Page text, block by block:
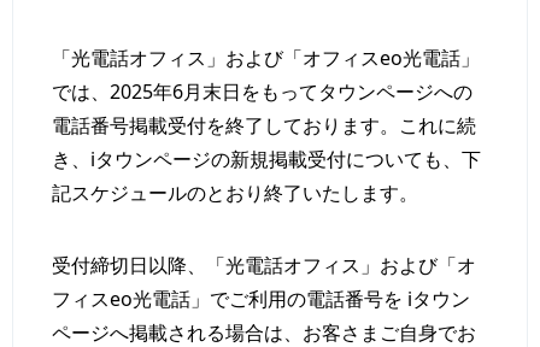
「光電話オフィス」および「オフィスeo光電話」
では、2025年6月末日をもってタウンページへの
電話番号掲載受付を終了しております。これに続
き、iタウンページの新規掲載受付についても、下
記スケジュールのとおり終了いたします。
受付締切日以降、「光電話オフィス」および「オ
フィスeo光電話」でご利用の電話番号を iタウン
ページへ掲載される場合は、お客さまご自身でお